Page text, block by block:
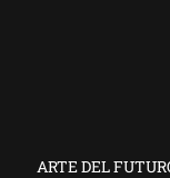
ARTE DEL